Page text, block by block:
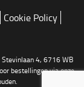
Cookie Policy
Stevinlaan 4, 6716 WB
bestellingen via onze